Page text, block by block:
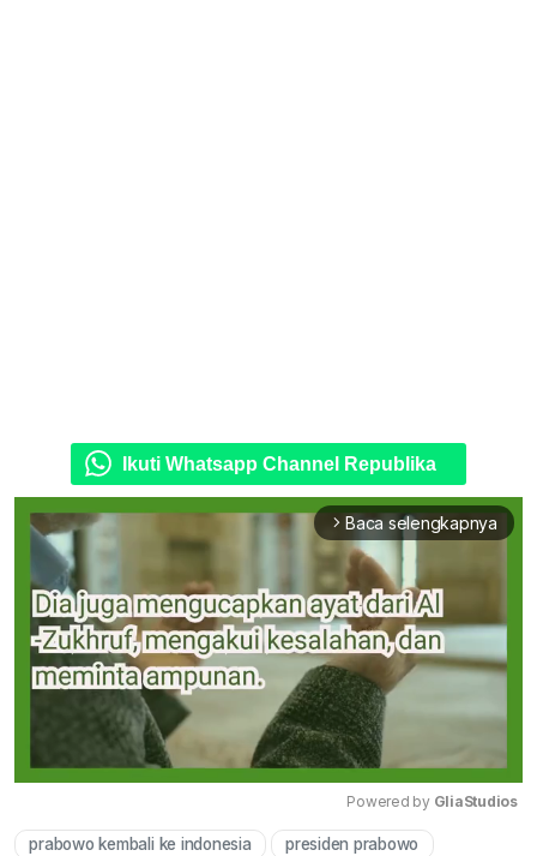
Ikuti Whatsapp Channel Republika
arrow_forward_ios Baca selengkapnya
Powered by GliaStudios
prabowo kembali ke indonesia presiden prabowo